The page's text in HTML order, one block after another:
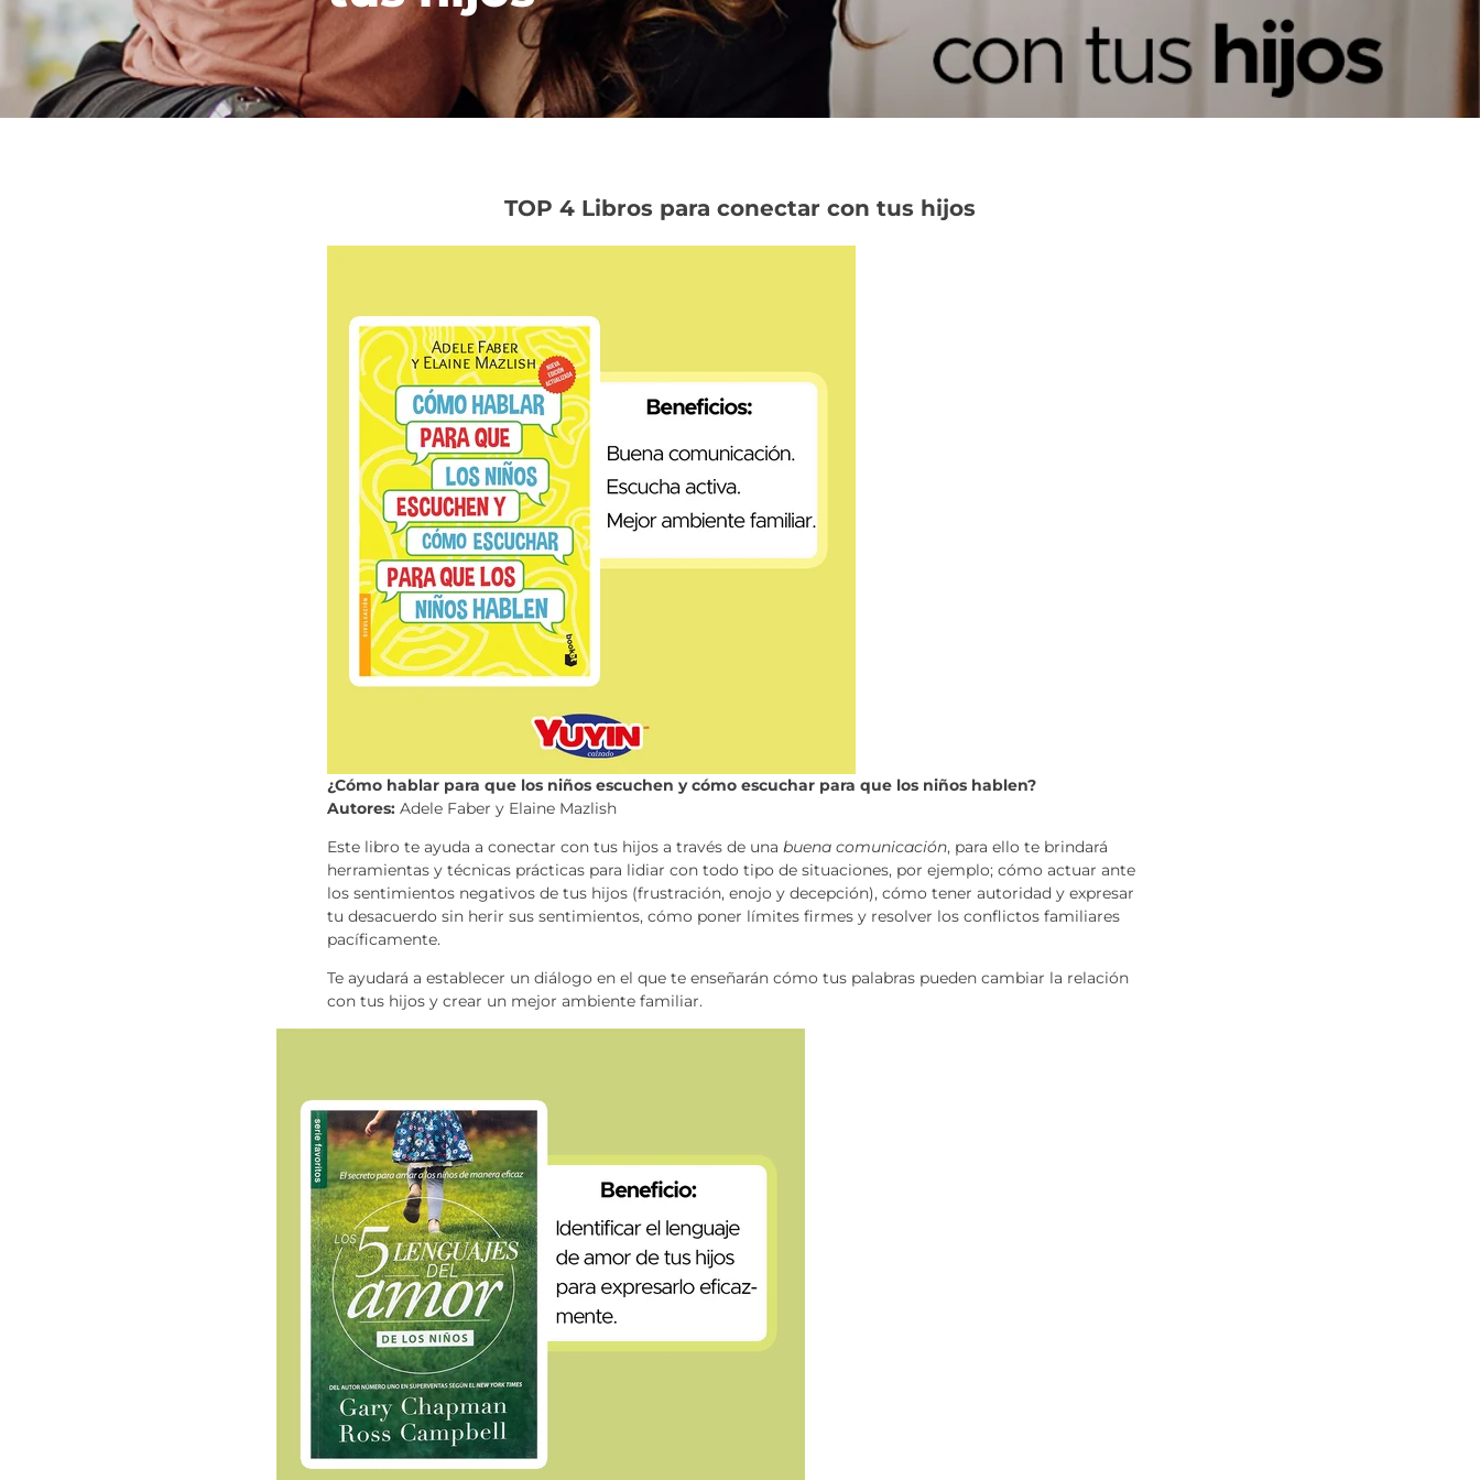
TOP 4 Libros para conectar con tus hijos
¿Cómo hablar para que los niños escuchen y cómo escuchar para que los niños hablen?
Autores: Adele Faber y Elaine Mazlish
Este libro te ayuda a conectar con tus hijos a través de una buena comunicación, para ello te brindará
herramientas y técnicas prácticas para lidiar con todo tipo de situaciones, por ejemplo; cómo actuar ante
los sentimientos negativos de tus hijos (frustración, enojo y decepción), cómo tener autoridad y expresar
tu desacuerdo sin herir sus sentimientos, cómo poner límites firmes y resolver los conflictos familiares
pacíficamente.
Te ayudará a establecer un diálogo en el que te enseñarán cómo tus palabras pueden cambiar la relación
con tus hijos y crear un mejor ambiente familiar.